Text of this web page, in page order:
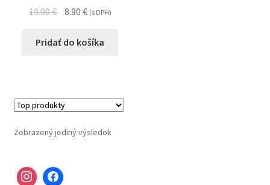
19.90€ 8.90 € (s DPH)
Pridať do košíka
Zobrazený jediný výsledok